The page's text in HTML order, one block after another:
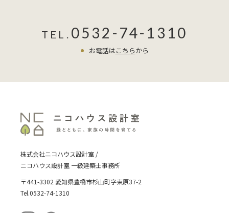
TEL. 0532-74-1310
お電話はこちらから
株式会社ニコハウス設計室 /
ニコハウス設計室 一級建築士事務所
〒441-3302 愛知県豊橋市杉山町字東原37-2
Tel.0532-74-1310